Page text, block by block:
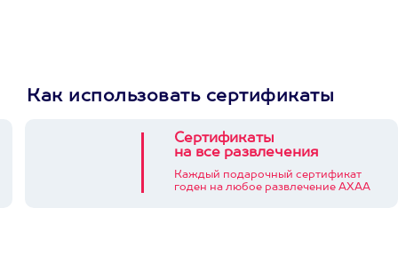
Как использовать сертификаты
Сертификаты
на все развлечения
Каждый подарочный сертификат
годен на любое развлечение АХАА